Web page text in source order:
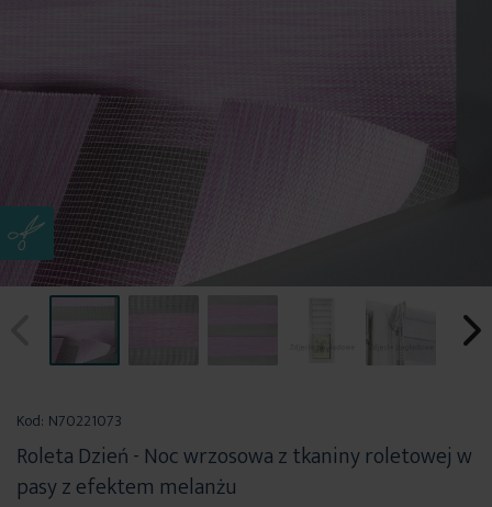
początek
galerii
Kod: N70221073
Roleta Dzień - Noc wrzosowa z tkaniny roletowej w
pasy z efektem melanżu